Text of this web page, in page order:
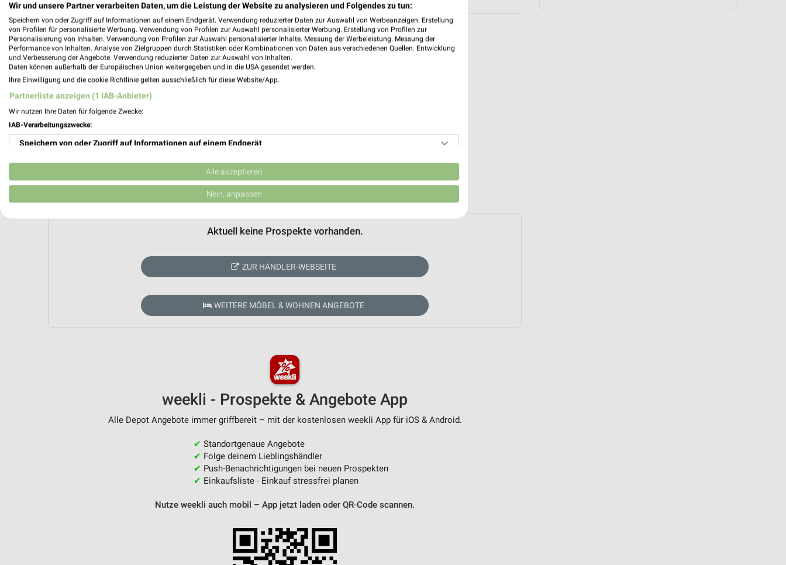
Aktuell keine Prospekte vorhanden.
ZUR HÄNDLER-WEBSEITE
WEITERE MÖBEL & WOHNEN ANGEBOTE
weekli - Prospekte & Angebote App
Alle Depot Angebote immer griffbereit – mit der kostenlosen weekli App für iOS & Android.
✔ Standortgenaue Angebote
✔ Folge deinem Lieblingshändler
✔ Push-Benachrichtigungen bei neuen Prospekten
✔ Einkaufsliste - Einkauf stressfrei planen
Nutze weekli auch mobil – App jetzt laden oder QR-Code scannen.
Wir und unsere Partner verarbeiten Daten, um die Leistung der Website zu analysieren und Folgendes zu tun:
Speichern von oder Zugriff auf Informationen auf einem Endgerät. Verwendung reduzierter Daten zur Auswahl von Werbeanzeigen. Erstellung
von Profilen für personalisierte Werbung. Verwendung von Profilen zur Auswahl personalisierter Werbung. Erstellung von Profilen zur
Personalisierung von Inhalten. Verwendung von Profilen zur Auswahl personalisierter Inhalte. Messung der Werbeleistung. Messung der
Performance von Inhalten. Analyse von Zielgruppen durch Statistiken oder Kombinationen von Daten aus verschiedenen Quellen. Entwicklung
und Verbesserung der Angebote. Verwendung reduzierter Daten zur Auswahl von Inhalten.
Daten können außerhalb der Europäischen Union weitergegeben und in die USA gesendet werden.
Ihre Einwilligung und die cookie Richtlinie gelten ausschließlich für diese Website/App.
Partnerliste anzeigen (1 IAB-Anbieter)
Wir nutzen Ihre Daten für folgende Zwecke:
IAB-Verarbeitungszwecke:
Speichern von oder Zugriff auf Informationen auf einem Endgerät
Verwendung reduzierter Daten zur Auswahl von Werbeanzeigen
Erstellung von Profilen für personalisierte Werbung
Verwendung von Profilen zur Auswahl personalisierter Inhalte
Messung der Performance von Inhalten
Verwendung reduzierter Daten zur Auswahl von Inhalten
Geräte anhand von aktiv angeforderten Informationen identifizieren
Alle akzeptieren
Nein, anpassen